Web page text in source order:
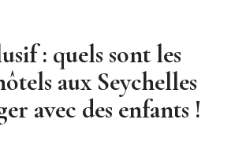
: quels sont les
aux Seychelles
avec des enfants !